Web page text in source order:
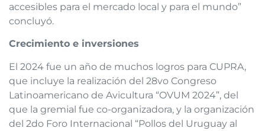
accesibles para el mercado local y para el mundo”
concluyó.
Crecimiento e inversiones
El 2024 fue un año de muchos logros para CUPRA,
que incluye la realización del 28vo Congreso
Latinoamericano de Avicultura “OVUM 2024”, del
que la gremial fue co-organizadora, y la organización
del 2do Foro Internacional “Pollos del Uruguay al